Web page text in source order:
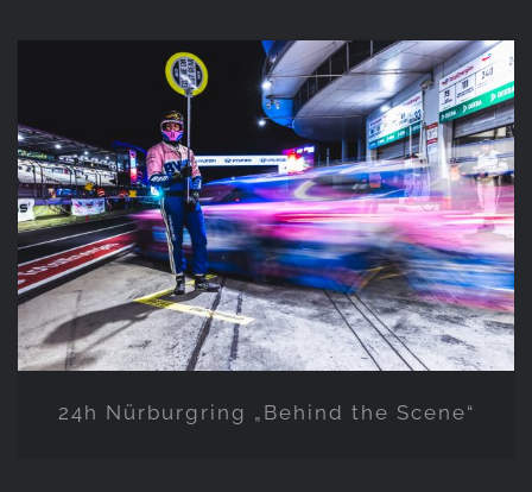
24h Nürburgring „Behind the
Scene“
24h Nürburgring „Behind the Scene“